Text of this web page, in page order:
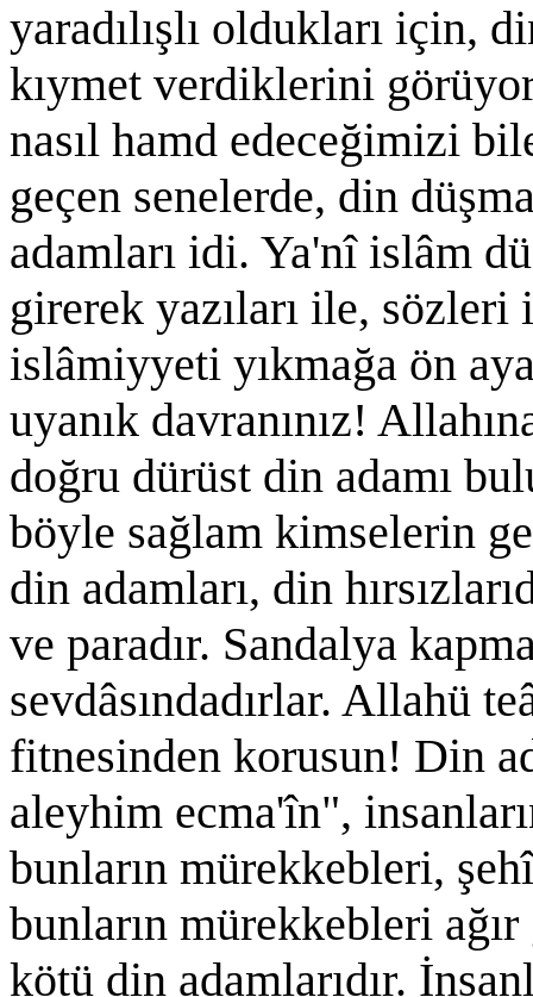
yaradılışlı oldukları için,
kıymet verdiklerini
nasıl hamd edeceğimizi
geçen senelerde, din
adamları idi. Ya'nî islâm
girerek yazıları ile,
islâmiyyeti yıkmağa ön
uyanık davranınız!
doğru dürüst din adamı
böyle sağlam kimselerin
din adamları, din
ve paradır. Sandalya
sevdâsındadırlar. Allahü
fitnesinden korusun! Din
aleyhim ecma'în",
bunların mürekkebleri,
bunların mürekkebleri
kötü din adamlarıdır.